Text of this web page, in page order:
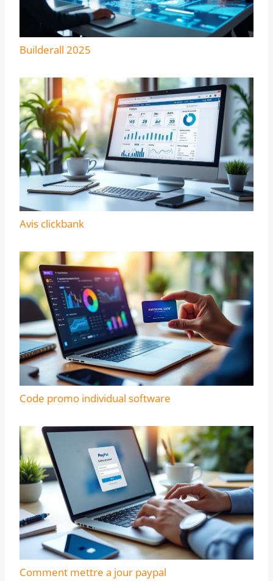
Builderall 2025
Avis clickbank
Code promo individual software
Comment mettre a jour paypal